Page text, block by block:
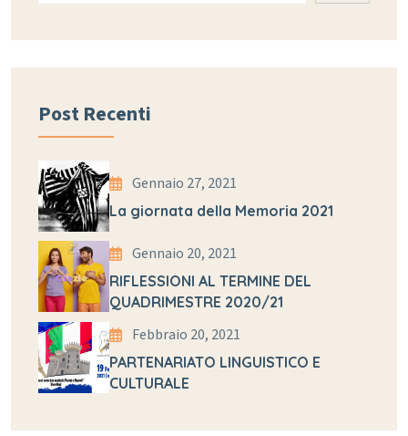
Post Recenti
Gennaio 27, 2021
La giornata della Memoria 2021
Gennaio 20, 2021
RIFLESSIONI AL TERMINE DEL
QUADRIMESTRE 2020/21
Febbraio 20, 2021
PARTENARIATO LINGUISTICO E
CULTURALE